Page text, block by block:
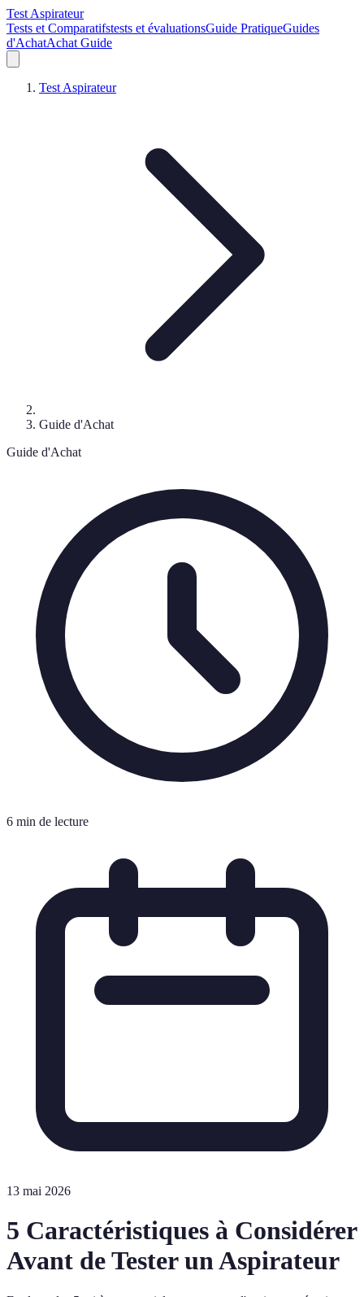
Test Aspirateur
Tests et Comparatifstests et évaluationsGuide PratiqueGuides
d'AchatAchat Guide
Test Aspirateur
Guide d'Achat
Guide d'Achat
6 min de lecture
13 mai 2026
5 Caractéristiques à Considérer
Avant de Tester un Aspirateur